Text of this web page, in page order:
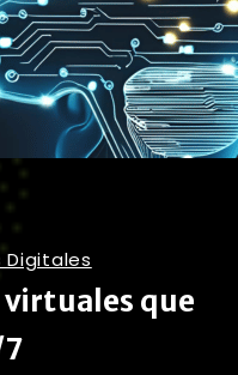
Digitales
virtuales que